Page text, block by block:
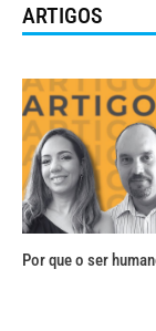
ARTIGOS
Por que o ser